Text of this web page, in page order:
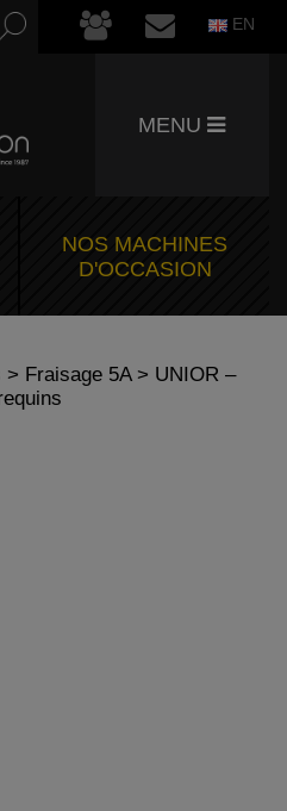
EN
MENU
NOS MACHINES
D'OCCASION
> Fraisage 5A> UNIOR –